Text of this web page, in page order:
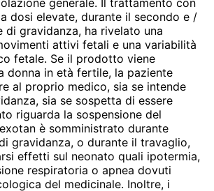
dosi elevate, durante il secondo e /
gravidanza, ha rivelato una
attivi fetali e una variabilità
fetale. Se il prodotto viene
donna in età fertile, la paziente
al proprio medico, sia se intende
sia se sospetta di essere
riguarda la sospensione del
è somministrato durante
gravidanza, o durante il travaglio,
effetti sul neonato quali ipotermia,
respiratoria o apnea dovuti
del medicinale. Inoltre, i